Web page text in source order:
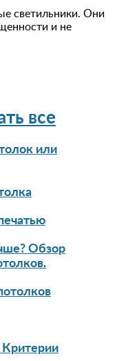
светильники. Они
и не
все
или
Обзор